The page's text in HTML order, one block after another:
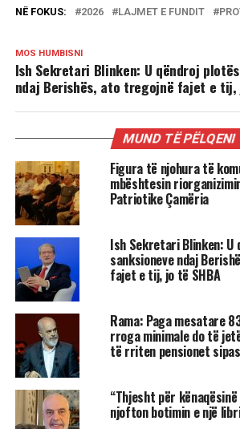
NË FOKUS: 2026 LAJMET E FUNDIT
MOS HUMBISNI
Ish Sekretari Blinken: U qëndroj
ndaj Berishës, ato tregojnë fajet e tij,
MUND TË PËLQENI
Figura të njohura të
mbështesin
Patriotike Çamëria
Ish Sekretari Blinken:
sanksioneve ndaj
fajet e tij, jo të SHBA
Rama: Paga mesatare
rroga minimale do të
të rriten pensionet
“Thjesht për
njofton botimin e një